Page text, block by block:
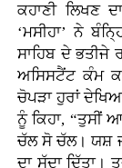
ਕਹਾਣੀ ਲਿਖਣ
‘ਮਸੀਹਾ’ ਨੇ
ਸਾਹਿਬ ਦੇ ਭਤੀਜੇ
ਅਸਿਸਟੈਂਟ ਕੰਮ
ਚੋਪੜਾ ਹੁਰਾਂ
ਨੂੰ ਕਿਹਾ, “ਤੁਸੀਂ
ਚੱਲ ਸੋ ਚੱਲ। ਯਸ਼
ਦਾ ਸੱਦਾ ਦਿੱਤਾ।